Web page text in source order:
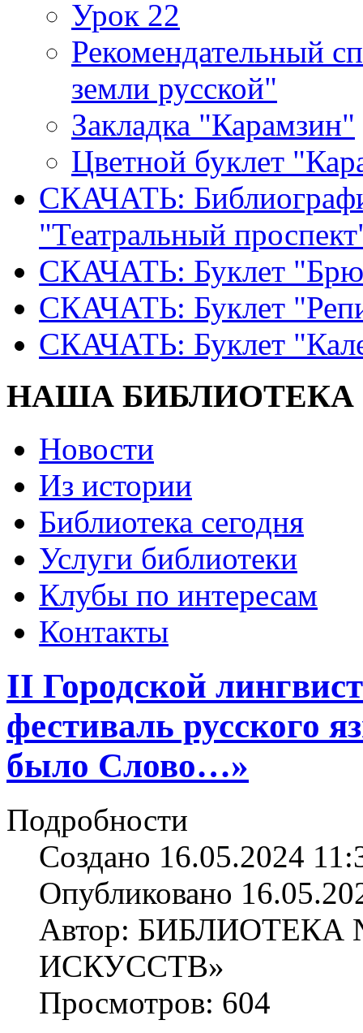
Урок 22
Рекомендательный
земли русской"
Закладка "Карамзин"
Цветной буклет
СКАЧАТЬ:
"Театральный
СКАЧАТЬ: Буклет
СКАЧАТЬ: Буклет
СКАЧАТЬ: Буклет
НАША БИБЛИОТЕКА
Новости
Из истории
Библиотека сегодня
Услуги библиотеки
Клубы по интересам
Контакты
II Городской
фестиваль русского
было Слово…»
Подробности
Создано 16.05.2024
Опубликовано
Автор:
ИСКУССТВ»
Просмотров: 604